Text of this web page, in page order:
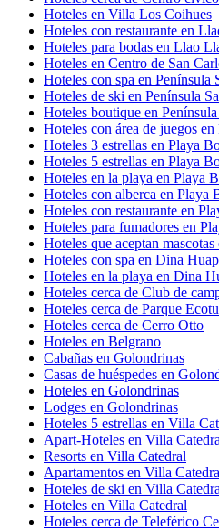
Hoteles en Villa Los Coihues
Hoteles con restaurante en
Hoteles para bodas en Llao
Hoteles en Centro de San
Hoteles con spa en Península
Hoteles de ski en Península
Hoteles boutique en
Hoteles con área de juegos
Hoteles 3 estrellas en Playa
Hoteles 5 estrellas en Playa
Hoteles en la playa en Playa
Hoteles con alberca en Playa
Hoteles con restaurante en
Hoteles para fumadores en
Hoteles que aceptan
Hoteles con spa en Dina
Hoteles en la playa en Dina
Hoteles cerca de Club de
Hoteles cerca de Parque
Hoteles cerca de Cerro Otto
Hoteles en Belgrano
Cabañas en Golondrinas
Casas de huéspedes en
Hoteles en Golondrinas
Lodges en Golondrinas
Hoteles 5 estrellas en Villa
Apart-Hoteles en Villa
Resorts en Villa Catedral
Apartamentos en Villa
Hoteles de ski en Villa
Hoteles en Villa Catedral
Hoteles cerca de Teleférico